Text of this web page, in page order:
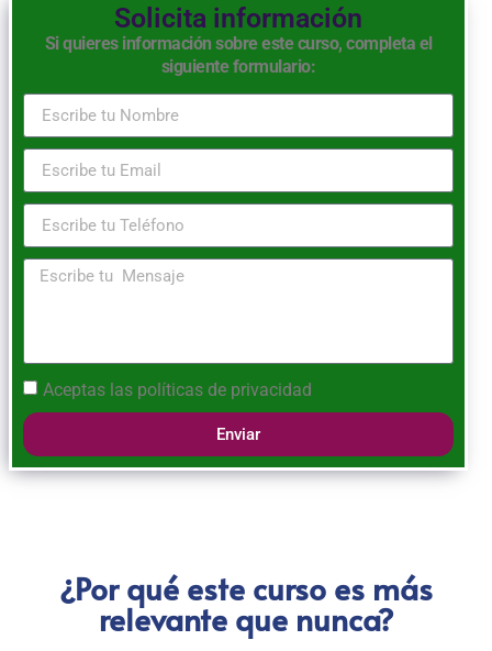
Solicita información
Si quieres información sobre este curso, completa el
siguiente formulario:
Aceptas las políticas de privacidad
Enviar
¿Por qué este curso es más
relevante que nunca?